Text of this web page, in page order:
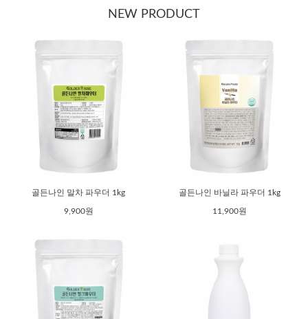
NEW PRODUCT
골든나인 말차 파우더 1kg
9,900원
골든나인 바닐라 파우더 1kg
11,900원